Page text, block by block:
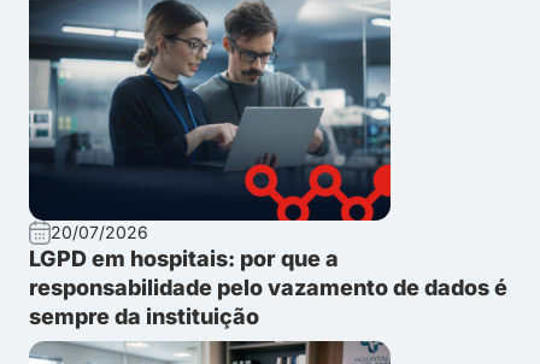
20/07/2026
LGPD em hospitais: por que a
responsabilidade pelo vazamento de dados é
sempre da instituição